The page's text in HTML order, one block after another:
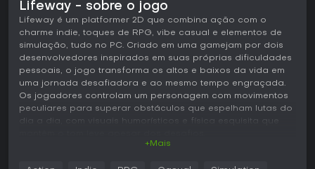
Lifeway - sobre o jogo
Lifeway é um platformer 2D que combina ação com o
charme indie, toques de RPG, vibe casual e elementos de
simulação, tudo no PC. Criado em uma gamejam por dois
desenvolvedores inspirados em suas próprias dificuldades
pessoais, o jogo transforma os altos e baixos da vida em
uma jornada desafiadora e ao mesmo tempo engraçada.
Os jogadores controlam um personagem com movimentos
peculiares para superar obstáculos que espelham lutas do
dia a dia, com visuais humorísticos e física esquisita que
+Mais